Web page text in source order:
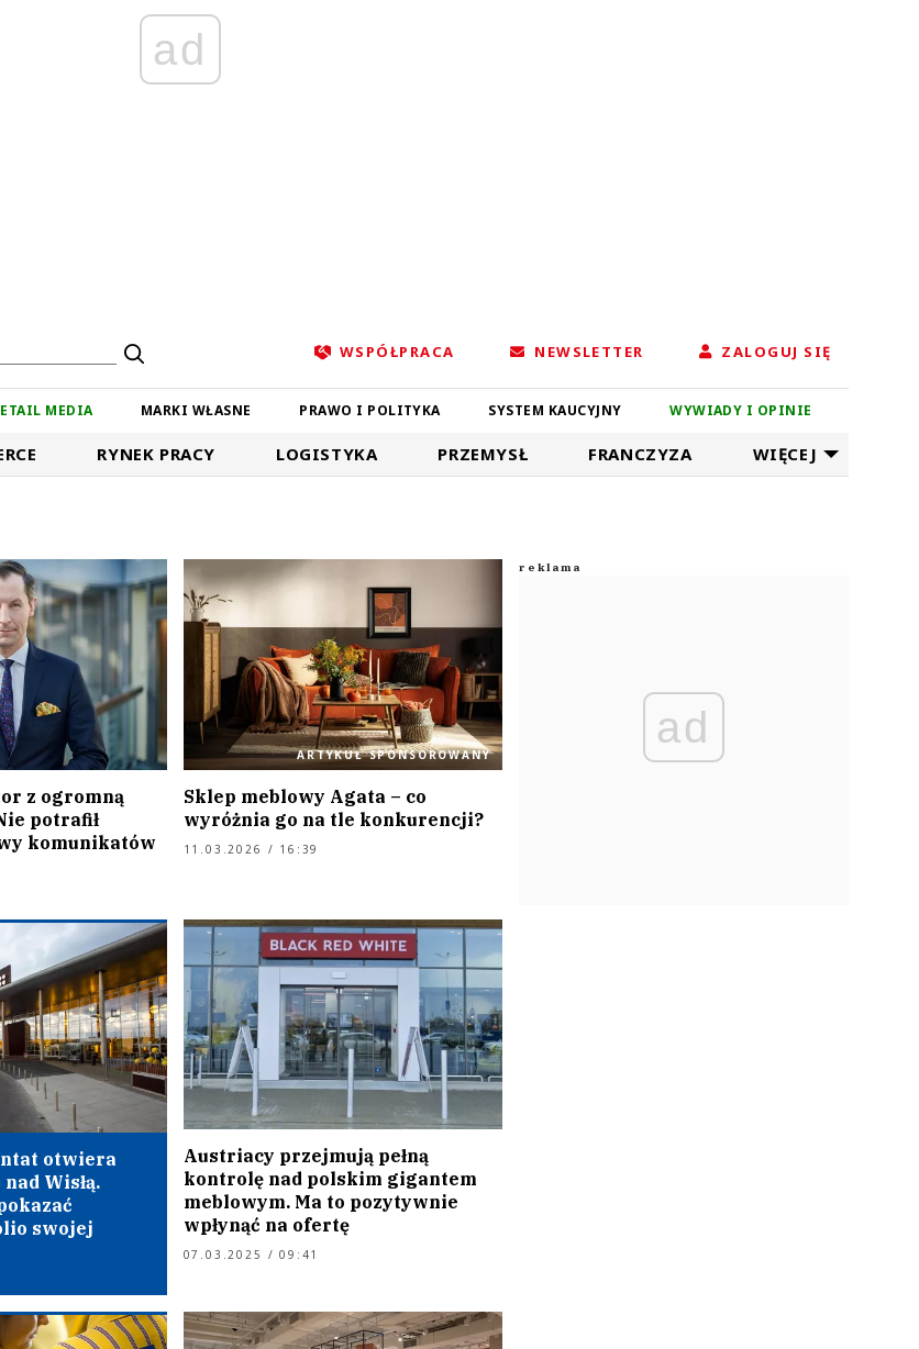
ad
WSPÓŁPRACA NEWSLETTER ZALOGUJ SIĘ
MEDIA MARKI WŁASNE PRAWO I POLITYKA SYSTEM KAUCYJNY WYWIADY I OPINIE
RYNEK PRACY LOGISTYKA PRZEMYSŁ FRANCZYZA WIĘCEJ
z ogromną
potrafił
komunikatów
ARTYKUŁ SPONSOROWANY
Sklep meblowy Agata – co
wyróżnia go na tle konkurencji?
11.03.2026 / 16:39
otwiera
Wisłą.
swojej
Austriacy przejmują pełną
kontrolę nad polskim gigantem
meblowym. Ma to pozytywnie
wpłynąć na ofertę
07.03.2025 / 09:41
ad